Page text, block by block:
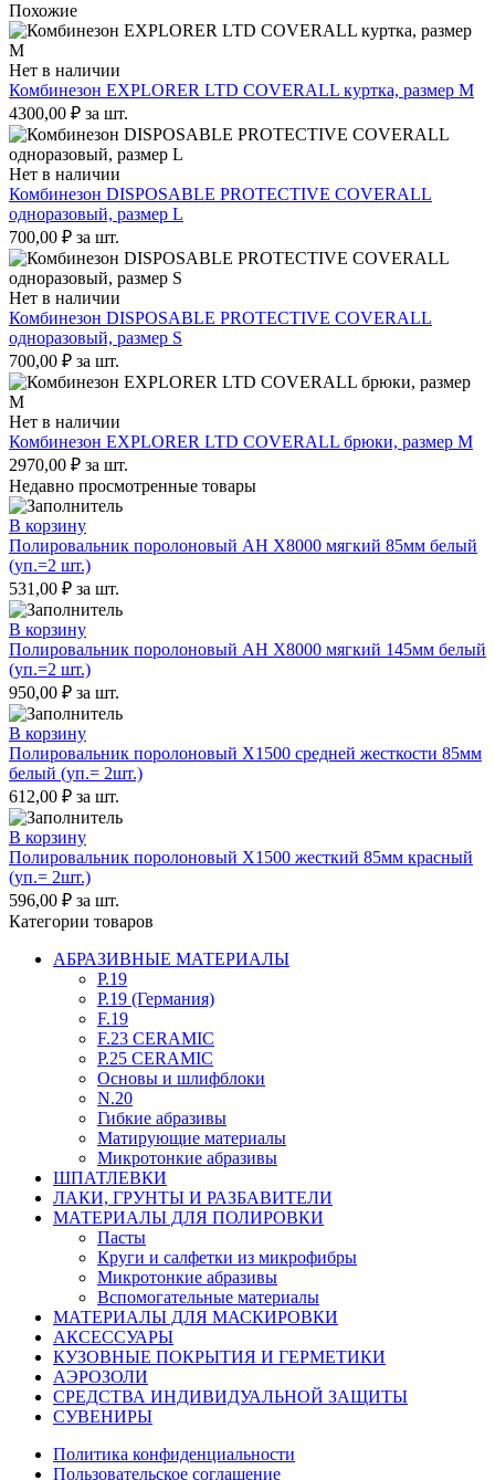
Похожие
Нет в наличии
Комбинезон EXPLORER LTD COVERALL куртка, размер M
4300,00 ₽ за шт.
Нет в наличии
Комбинезон DISPOSABLE PROTECTIVE COVERALL
одноразовый, размер L
700,00 ₽ за шт.
Нет в наличии
Комбинезон DISPOSABLE PROTECTIVE COVERALL
одноразовый, размер S
700,00 ₽ за шт.
Нет в наличии
Комбинезон EXPLORER LTD COVERALL брюки, размер M
2970,00 ₽ за шт.
Недавно просмотренные товары
В корзину
Полировальник поролоновый AH X8000 мягкий 85мм белый
(уп.=2 шт.)
531,00 ₽ за шт.
В корзину
Полировальник поролоновый AH X8000 мягкий 145мм белый
(уп.=2 шт.)
950,00 ₽ за шт.
В корзину
Полировальник поролоновый X1500 средней жесткости 85мм
белый (уп.= 2шт.)
612,00 ₽ за шт.
В корзину
Полировальник поролоновый X1500 жесткий 85мм красный
(уп.= 2шт.)
596,00 ₽ за шт.
Категории товаров
АБРАЗИВНЫЕ МАТЕРИАЛЫ
P.19
P.19 (Германия)
F.19
F.23 CERAMIC
P.25 CERAMIC
Основы и шлифблоки
N.20
Гибкие абразивы
Матирующие материалы
Микротонкие абразивы
ШПАТЛЕВКИ
ЛАКИ, ГРУНТЫ И РАЗБАВИТЕЛИ
МАТЕРИАЛЫ ДЛЯ ПОЛИРОВКИ
Пасты
Круги и салфетки из микрофибры
Микротонкие абразивы
Вспомогательные материалы
МАТЕРИАЛЫ ДЛЯ МАСКИРОВКИ
АКСЕССУАРЫ
КУЗОВНЫЕ ПОКРЫТИЯ И ГЕРМЕТИКИ
АЭРОЗОЛИ
СРЕДСТВА ИНДИВИДУАЛЬНОЙ ЗАЩИТЫ
СУВЕНИРЫ
Политика конфиденциальности
Пользовательское соглашение